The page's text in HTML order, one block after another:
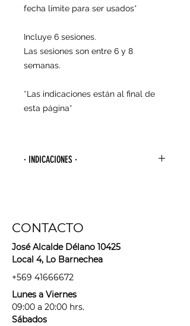
fecha límite para ser usados*
Incluye 6 sesiones.
Las sesiones son entre 6 y 8
semanas.
*Las indicaciones están al final de
esta página*
· INDICACIONES ·
(cera, hilo, pinzas, bandas
depilatorias, maquina depilatoria,
sugaring, etc).
- Usar sólo rasuradora o métodos
que corten el pelo entre tus
sesiones. Hacerlo sólo las veces
necesarias para no sobre estimular
CONTACTO
José Alcalde Délano 10425
Local 4, Lo Barnechea
+569 41666672
Lunes a Viernes
09:00 a 20:00 hrs.
Sábados